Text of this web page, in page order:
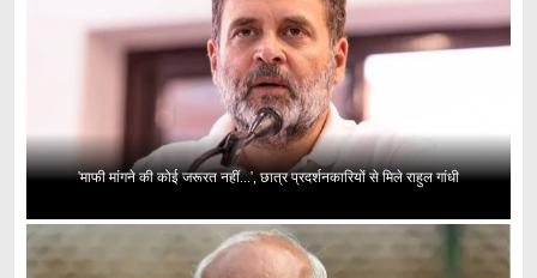
'माफी मांगने की कोई जरूरत नहीं...', छात्र प्रदर्शनकारियों से मिले राहुल गांधी